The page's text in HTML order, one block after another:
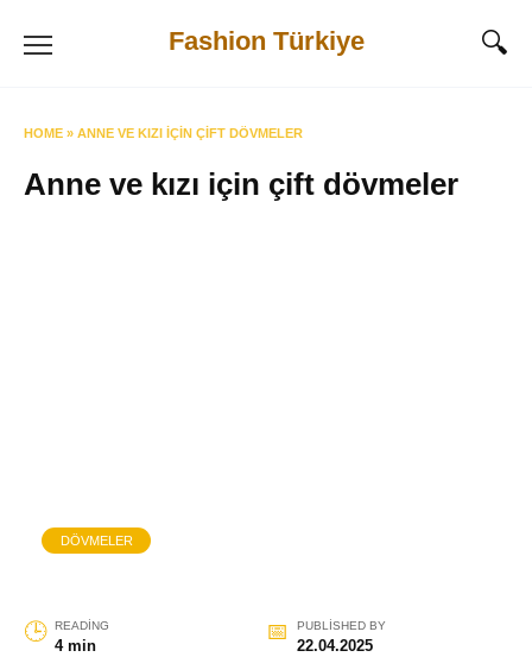
Fashion Türkiye
HOME » ANNE VE KIZI IÇIN ÇIFT DÖVMELER
Anne ve kızı için çift dövmeler
DÖVMELER
READING
4 min
PUBLISHED BY
22.04.2025